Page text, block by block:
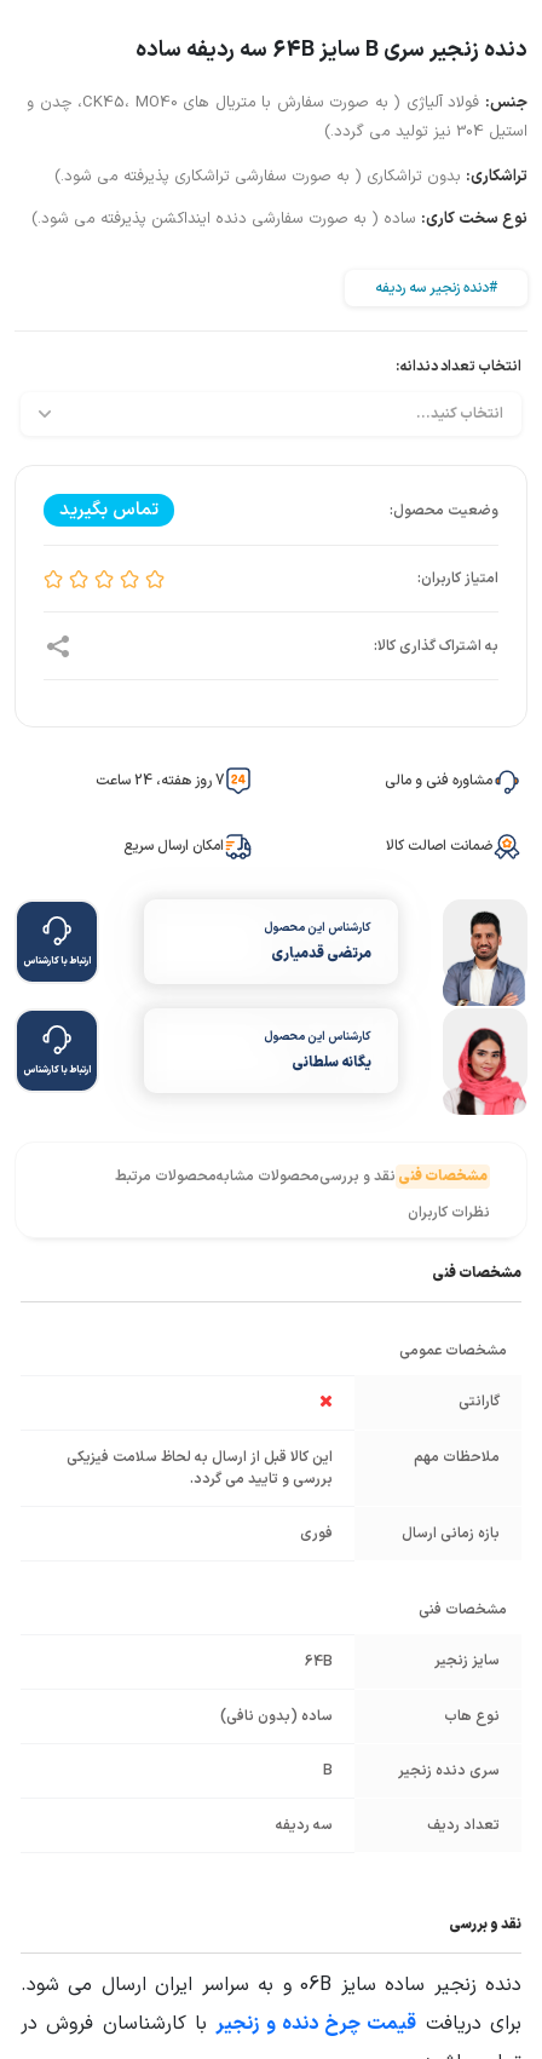
دنده زنجیر سری B سایز 64B سه ردیفه ساده
جنس:
فولاد آلیاژی ( به صورت سفارش با متریال های CK45، MO40، چدن و
استیل 304 نیز تولید می گردد.)
تراشکاری: بدون تراشکاری ( به صورت سفارشی تراشکاری پذیرفته می شود.)
نوع سخت کاری: ساده ( به صورت سفارشی دنده اینداکشن پذیرفته می شود.)
#دنده زنجیر سه ردیفه
انتخاب تعداد دندانه:
تماس بگیرید
مشاوره فنی و مالی 7 روز هفته، 24 ساعت
ضمانت اصالت کالا امکان ارسال سریع
کارشناس این محصول
مرتضی قدمیاری ارتباط با کارشناس
کارشناس این محصول
یگانه سلطانی ارتباط با کارشناس
مشخصات فنی نقد و بررسیمحصولات مشابهمحصولات مرتبط
نظرات کاربران
مشخصات فنی
مشخصات عمومی
گارانتی
ملاحظات مهم
این کالا قبل از ارسال به لحاظ سلامت فیزیکی
بررسی و تایید می گردد.
بازه زمانی ارسال فوری
مشخصات فنی
سایز زنجیر 64B
نوع هاب ساده (بدون نافی)
سری دنده زنجیر B
تعداد ردیف سه ردیفه
نقد و بررسی
دنده زنجیر ساده سایز 06B و به سراسر ایران ارسال می شود.
برای دریافت قیمت چرخ دنده و زنجیربا کارشناسان فروش در